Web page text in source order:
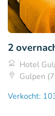
2
Hotel
Gulpen
Verkocht: